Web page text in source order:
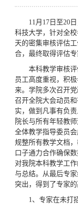
11月17日至20
科技大学，针对全
天的密集审核评估
合，最终取得评估专
本科教学审核
员工高度重视，积
来。学院多次召开
召开全院大会动员
实，做到凡事有负
院长与所有年轻教
全体教学指导委员
规整所有教学文档
口子通力合作确保
对我院本科教学工
与总结。从最后专
突出，得到了专家的
1、专家在未打